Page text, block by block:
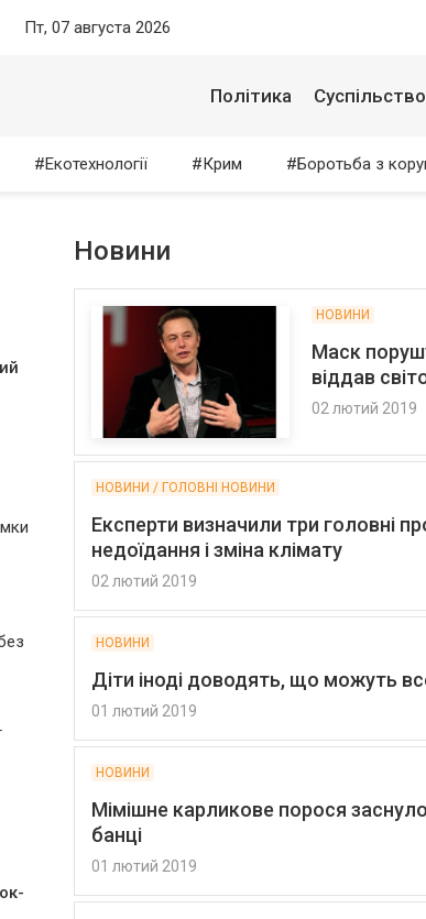
Пт, 07 августа 2026
Політика Суспільство
Екотехнології Крим Боротьба з
Новини
НОВИНИ
Маск
віддав
02 лютий 2019
НОВИНИ / ГОЛОВНІ НОВИНИ
Експерти визначили три головні
недоїдання і зміна клімату
02 лютий 2019
НОВИНИ
Діти іноді доводять, що можуть
01 лютий 2019
НОВИНИ
Мімішне карликове порося
банці
01 лютий 2019